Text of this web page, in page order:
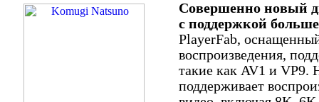
Совершенно новый
с поддержкой
PlayerFab,
воспроизведения,
такие как AV1 и VP9.
поддерживает